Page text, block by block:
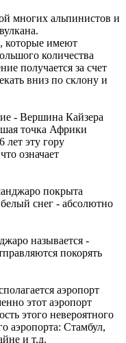
многих альпинистов и
которые имеют
количества
получается за счет
вниз по склону и
- Вершина Кайзера
точка Африки
лет эту гору
означает
покрыта
снег - абсолютно
называется -
покорять
аэропорт
этот аэропорт
этого невероятного
аэропорта: Стамбул,
и т.д.